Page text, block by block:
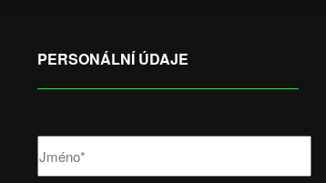
PERSONÁLNÍ ÚDAJE